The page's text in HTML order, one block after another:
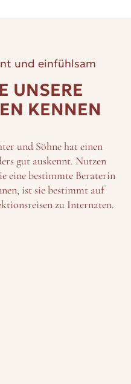
und einfühlsam
UNSERE
KENNEN
und Söhne hat einen
gut auskennt. Nutzen
eine bestimmte Beraterin
ist sie bestimmt auf
zu Internaten.